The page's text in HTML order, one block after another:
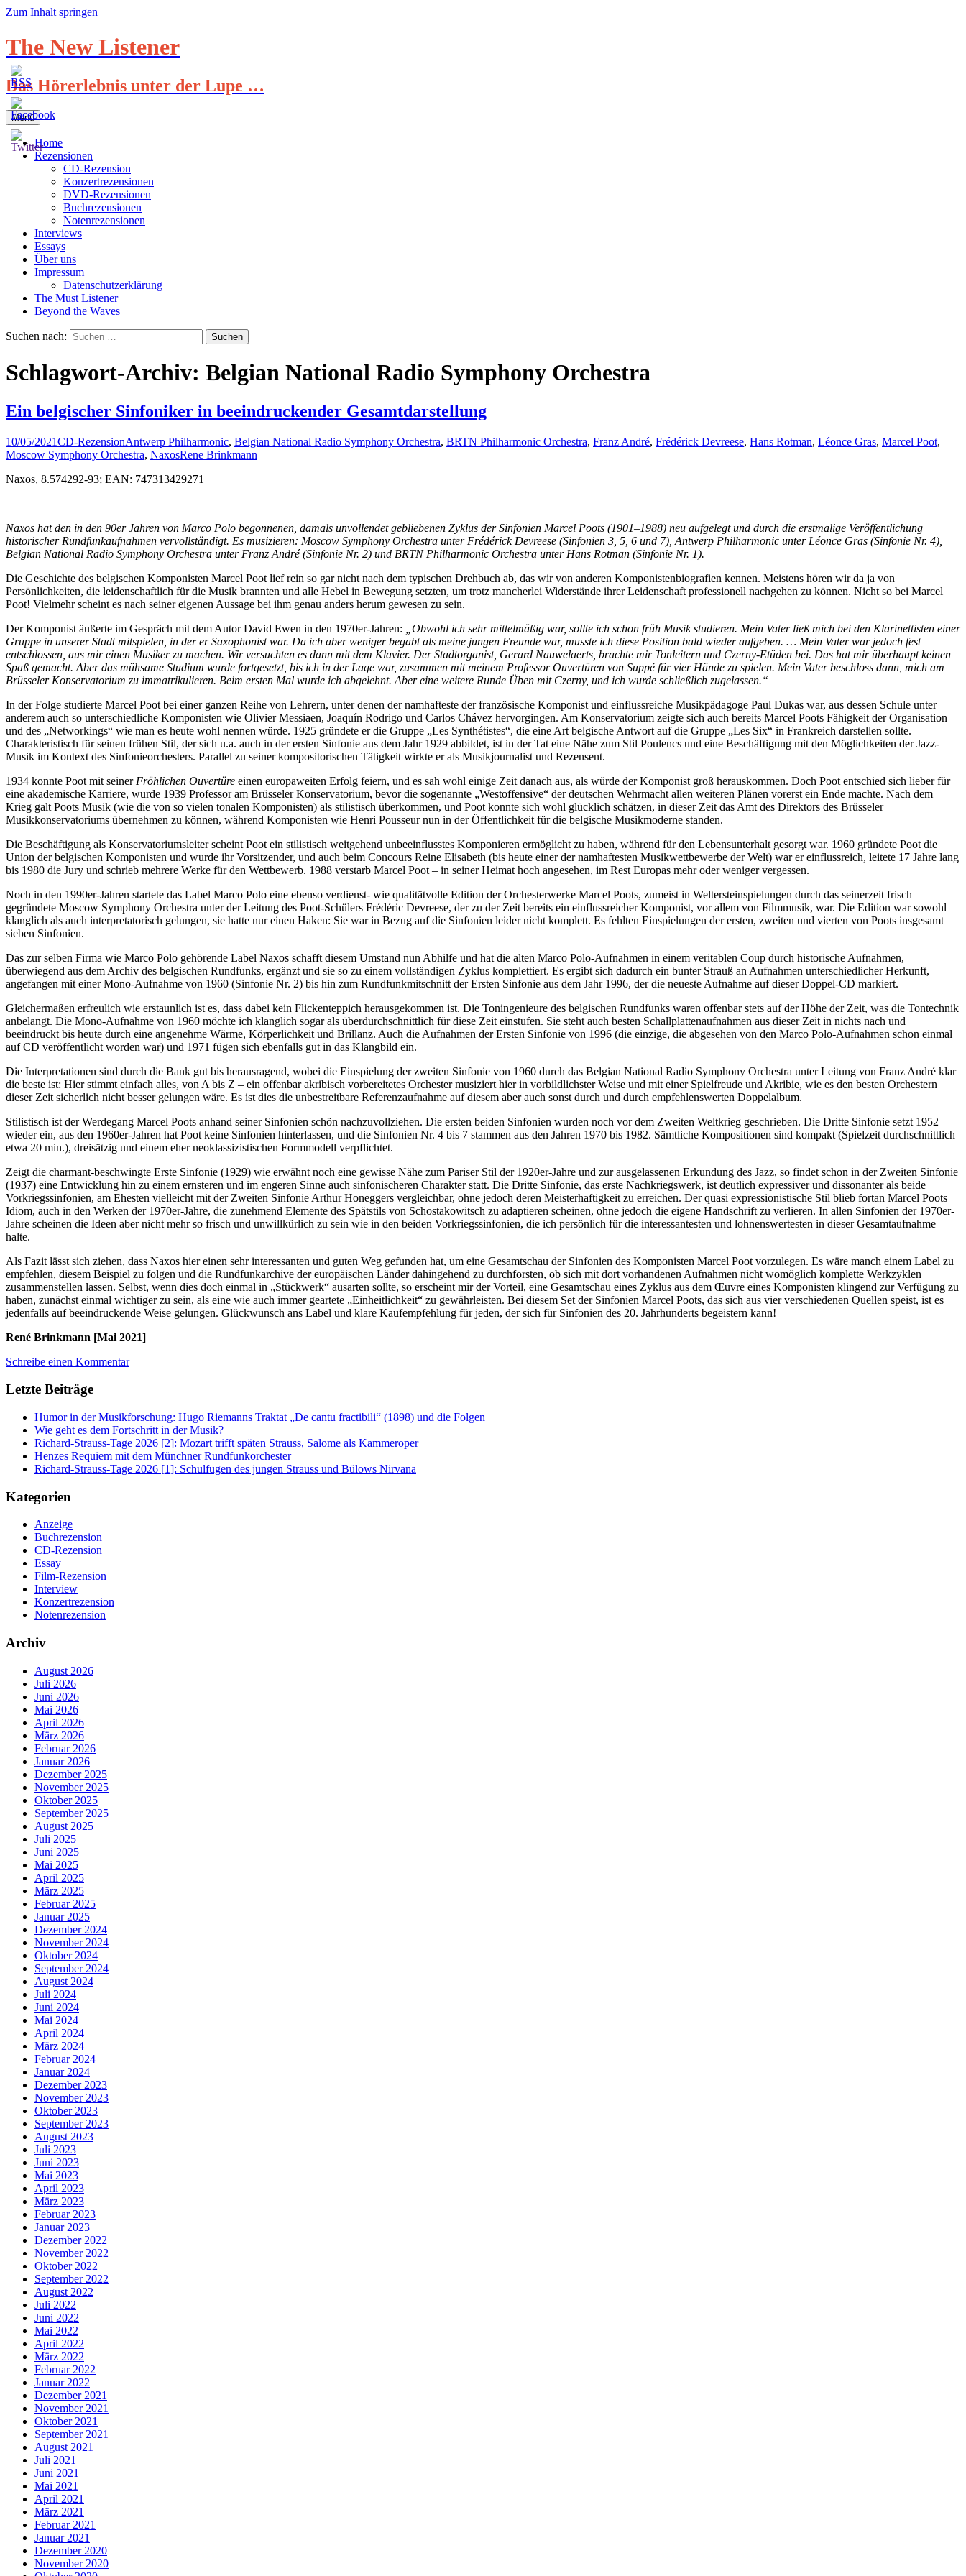
Zum Inhalt springen
The New Listener
Das Hörerlebnis unter der Lupe …
Menü
Home
Rezensionen
CD-Rezension
Konzertrezensionen
DVD-Rezensionen
Buchrezensionen
Notenrezensionen
Interviews
Essays
Über uns
Impressum
Datenschutzerklärung
The Must Listener
Beyond the Waves
Suchen nach:
Schlagwort-Archiv: Belgian National Radio Symphony Orchestra
Ein belgischer Sinfoniker in beeindruckender Gesamtdarstellung
10/05/2021CD-RezensionAntwerp Philharmonic, Belgian National Radio Symphony Orchestra, BRTN Philharmonic Orchestra, Franz André, Frédérick Devreese, Hans Rotman, Léonce Gras, Marcel Poot,
Moscow Symphony Orchestra, NaxosRene Brinkmann
Naxos, 8.574292-93; EAN: 747313429271
Naxos hat den in den 90er Jahren von Marco Polo begonnenen, damals unvollendet gebliebenen Zyklus der Sinfonien Marcel Poots (1901–1988) neu aufgelegt und durch die erstmalige Veröffentlichung
historischer Rundfunkaufnahmen vervollständigt. Es musizieren: Moscow Symphony Orchestra unter Frédérick Devreese (Sinfonien 3, 5, 6 und 7), Antwerp Philharmonic unter Léonce Gras (Sinfonie Nr. 4),
Belgian National Radio Symphony Orchestra unter Franz André (Sinfonie Nr. 2) und BRTN Philharmonic Orchestra unter Hans Rotman (Sinfonie Nr. 1).
Die Geschichte des belgischen Komponisten Marcel Poot lief rein so gar nicht nach dem typischen Drehbuch ab, das wir von anderen Komponistenbiografien kennen. Meistens hören wir da ja von
Persönlichkeiten, die leidenschaftlich für die Musik brannten und alle Hebel in Bewegung setzten, um trotz mancherlei Widerstände ihrer Leidenschaft professionell nachgehen zu können. Nicht so bei Marcel
Poot! Vielmehr scheint es nach seiner eigenen Aussage bei ihm genau anders herum gewesen zu sein.
Der Komponist äußerte im Gespräch mit dem Autor David Ewen in den 1970er-Jahren:
„Obwohl ich sehr mittelmäßig war, sollte ich schon früh Musik studieren. Mein Vater ließ mich bei den Klarinettisten einer
Gruppe in unserer Stadt mitspielen, in der er Saxophonist war. Da ich aber weniger begabt als meine jungen Freunde war, musste ich diese Position bald wieder aufgeben. … Mein Vater war jedoch fest
entschlossen, aus mir einen Musiker zu machen. Wir versuchten es dann mit dem Klavier. Der Stadtorganist, Gerard Nauwelaerts, brachte mir Tonleitern und Czerny-Etüden bei. Das hat mir überhaupt keinen
Spaß gemacht. Aber das mühsame Studium wurde fortgesetzt, bis ich in der Lage war, zusammen mit meinem Professor Ouvertüren von Suppé für vier Hände zu spielen. Mein Vater beschloss dann, mich am
Brüsseler Konservatorium zu immatrikulieren. Beim ersten Mal wurde ich abgelehnt. Aber eine weitere Runde Üben mit Czerny, und ich wurde schließlich zugelassen.“
In der Folge studierte Marcel Poot bei einer ganzen Reihe von Lehrern, unter denen der namhafteste der französische Komponist und einflussreiche Musikpädagoge Paul Dukas war, aus dessen Schule unter
anderem auch so unterschiedliche Komponisten wie Olivier Messiaen, Joaquín Rodrigo und Carlos Chávez hervorgingen. Am Konservatorium zeigte sich auch bereits Marcel Poots Fähigkeit der Organisation
und des „Networkings“ wie man es heute wohl nennen würde. 1925 gründete er die Gruppe „Les Synthétistes“, die eine Art belgische Antwort auf die Gruppe „Les Six“ in Frankreich darstellen sollte.
Charakteristisch für seinen frühen Stil, der sich u.a. auch in der ersten Sinfonie aus dem Jahr 1929 abbildet, ist in der Tat eine Nähe zum Stil Poulencs und eine Beschäftigung mit den Möglichkeiten der Jazz-
Musik im Kontext des Sinfonieorchesters. Parallel zu seiner kompositorischen Tätigkeit wirkte er als Musikjournalist und Rezensent.
1934 konnte Poot mit seiner Fröhlichen Ouvertüre einen europaweiten Erfolg feiern, und es sah wohl einige Zeit danach aus, als würde der Komponist groß herauskommen. Doch Poot entschied sich lieber für
eine akademische Karriere, wurde 1939 Professor am Brüsseler Konservatorium, bevor die sogenannte „Westoffensive“ der deutschen Wehrmacht allen weiteren Plänen vorerst ein Ende machte. Nach dem
Krieg galt Poots Musik (wie die von so vielen tonalen Komponisten) als stilistisch überkommen, und Poot konnte sich wohl glücklich schätzen, in dieser Zeit das Amt des Direktors des Brüsseler
Musikkonservatoriums übernehmen zu können, während Komponisten wie Henri Pousseur nun in der Öffentlichkeit für die belgische Musikmoderne standen.
Die Beschäftigung als Konservatoriumsleiter scheint Poot ein stilistisch weitgehend unbeeinflusstes Komponieren ermöglicht zu haben, während für den Lebensunterhalt gesorgt war. 1960 gründete Poot die
Union der belgischen Komponisten und wurde ihr Vorsitzender, und auch beim Concours Reine Elisabeth (bis heute einer der namhaftesten Musikwettbewerbe der Welt) war er einflussreich, leitete 17 Jahre lang
bis 1980 die Jury und schrieb mehrere Werke für den Wettbewerb. 1988 verstarb Marcel Poot – in seiner Heimat hoch angesehen, im Rest Europas mehr oder weniger vergessen.
Noch in den 1990er-Jahren startete das Label Marco Polo eine ebenso verdienst- wie qualitätvolle Edition der Orchesterwerke Marcel Poots, zumeist in Weltersteinspielungen durch das seinerzeit frisch
gegründete Moscow Symphony Orchestra unter der Leitung des Poot-Schülers Frédéric Devreese, der zu der Zeit bereits ein einflussreicher Komponist, vor allem von Filmmusik, war. Die Edition war sowohl
klanglich als auch interpretatorisch gelungen, sie hatte nur einen Haken: Sie war in Bezug auf die Sinfonien leider nicht komplett. Es fehlten Einspielungen der ersten, zweiten und vierten von Poots insgesamt
sieben Sinfonien.
Das zur selben Firma wie Marco Polo gehörende Label Naxos schafft diesem Umstand nun Abhilfe und hat die alten Marco Polo-Aufnahmen in einem veritablen Coup durch historische Aufnahmen,
überwiegend aus dem Archiv des belgischen Rundfunks, ergänzt und sie so zu einem vollständigen Zyklus komplettiert. Es ergibt sich dadurch ein bunter Strauß an Aufnahmen unterschiedlicher Herkunft,
angefangen mit einer Mono-Aufnahme von 1960 (Sinfonie Nr. 2) bis hin zum Rundfunkmitschnitt der Ersten Sinfonie aus dem Jahr 1996, der die neueste Aufnahme auf dieser Doppel-CD markiert.
Gleichermaßen erfreulich wie erstaunlich ist es, dass dabei kein Flickenteppich herausgekommen ist. Die Toningenieure des belgischen Rundfunks waren offenbar stets auf der Höhe der Zeit, was die Tontechnik
anbelangt. Die Mono-Aufnahme von 1960 möchte ich klanglich sogar als überdurchschnittlich für diese Zeit einstufen. Sie steht auch besten Schallplattenaufnahmen aus dieser Zeit in nichts nach und
beeindruckt bis heute durch eine angenehme Wärme, Körperlichkeit und Brillanz. Auch die Aufnahmen der Ersten Sinfonie von 1996 (die einzige, die abgesehen von den Marco Polo-Aufnahmen schon einmal
auf CD veröffentlicht worden war) und 1971 fügen sich ebenfalls gut in das Klangbild ein.
Die Interpretationen sind durch die Bank gut bis herausragend, wobei die Einspielung der zweiten Sinfonie von 1960 durch das Belgian National Radio Symphony Orchestra unter Leitung von Franz André klar
die beste ist: Hier stimmt einfach alles, von A bis Z – ein offenbar akribisch vorbereitetes Orchester musiziert hier in vorbildlichster Weise und mit einer Spielfreude und Akribie, wie es den besten Orchestern
dieser Zeit sicherlich nicht besser gelungen wäre. Es ist dies die unbestreitbare Referenzaufnahme auf diesem aber auch sonst durch und durch empfehlenswerten Doppelalbum.
Stilistisch ist der Werdegang Marcel Poots anhand seiner Sinfonien schön nachzuvollziehen. Die ersten beiden Sinfonien wurden noch vor dem Zweiten Weltkrieg geschrieben. Die Dritte Sinfonie setzt 1952
wieder ein, aus den 1960er-Jahren hat Poot keine Sinfonien hinterlassen, und die Sinfonien Nr. 4 bis 7 stammen aus den Jahren 1970 bis 1982. Sämtliche Kompositionen sind kompakt (Spielzeit durchschnittlich
etwa 20 min.), dreisätzig und einem eher neoklassizistischen Formmodell verpflichtet.
Zeigt die charmant-beschwingte Erste Sinfonie (1929) wie erwähnt noch eine gewisse Nähe zum Pariser Stil der 1920er-Jahre und zur ausgelassenen Erkundung des Jazz, so findet schon in der Zweiten Sinfonie
(1937) eine Entwicklung hin zu einem ernsteren und im engeren Sinne auch sinfonischeren Charakter statt. Die Dritte Sinfonie, das erste Nachkriegswerk, ist deutlich expressiver und dissonanter als beide
Vorkriegssinfonien, am Ehesten vielleicht mit der Zweiten Sinfonie Arthur Honeggers vergleichbar, ohne jedoch deren Meisterhaftigkeit zu erreichen. Der quasi expressionistische Stil blieb fortan Marcel Poots
Idiom, auch in den Werken der 1970er-Jahre, die zunehmend Elemente des Spätstils von Schostakowitsch zu adaptieren scheinen, ohne jedoch die eigene Handschrift zu verlieren. In allen Sinfonien der 1970er-
Jahre scheinen die Ideen aber nicht mehr so frisch und unwillkürlich zu sein wie in den beiden Vorkriegssinfonien, die ich persönlich für die interessantesten und lohnenswertesten in dieser Gesamtaufnahme
halte.
Als Fazit lässt sich ziehen, dass Naxos hier einen sehr interessanten und guten Weg gefunden hat, um eine Gesamtschau der Sinfonien des Komponisten Marcel Poot vorzulegen. Es wäre manch einem Label zu
empfehlen, diesem Beispiel zu folgen und die Rundfunkarchive der europäischen Länder dahingehend zu durchforsten, ob sich mit dort vorhandenen Aufnahmen nicht womöglich komplette Werkzyklen
zusammenstellen lassen. Selbst, wenn dies doch einmal in „Stückwerk“ ausarten sollte, so erscheint mir der Vorteil, eine Gesamtschau eines Zyklus aus dem Œuvre eines Komponisten klingend zur Verfügung zu
haben, zunächst einmal wichtiger zu sein, als eine wie auch immer geartete „Einheitlichkeit“ zu gewährleisten. Bei diesem Set der Sinfonien Marcel Poots, das sich aus vier verschiedenen Quellen speist, ist es
jedenfalls auf beeindruckende Weise gelungen. Glückwunsch ans Label und klare Kaufempfehlung für jeden, der sich für Sinfonien des 20. Jahrhunderts begeistern kann!
René Brinkmann [Mai 2021]
Schreibe einen Kommentar
Letzte Beiträge
Humor in der Musikforschung: Hugo Riemanns Traktat „De cantu fractibili“ (1898) und die Folgen
Wie geht es dem Fortschritt in der Musik?
Richard-Strauss-Tage 2026 [2]: Mozart trifft späten Strauss, Salome als Kammeroper
Henzes Requiem mit dem Münchner Rundfunkorchester
Richard-Strauss-Tage 2026 [1]: Schulfugen des jungen Strauss und Bülows Nirvana
Kategorien
Anzeige
Buchrezension
CD-Rezension
Essay
Film-Rezension
Interview
Konzertrezension
Notenrezension
Archiv
August 2026
Juli 2026
Juni 2026
Mai 2026
April 2026
März 2026
Februar 2026
Januar 2026
Dezember 2025
November 2025
Oktober 2025
September 2025
August 2025
Juli 2025
Juni 2025
Mai 2025
April 2025
März 2025
Februar 2025
Januar 2025
Dezember 2024
November 2024
Oktober 2024
September 2024
August 2024
Juli 2024
Juni 2024
Mai 2024
April 2024
März 2024
Februar 2024
Januar 2024
Dezember 2023
November 2023
Oktober 2023
September 2023
August 2023
Juli 2023
Juni 2023
Mai 2023
April 2023
März 2023
Februar 2023
Januar 2023
Dezember 2022
November 2022
Oktober 2022
September 2022
August 2022
Juli 2022
Juni 2022
Mai 2022
April 2022
März 2022
Februar 2022
Januar 2022
Dezember 2021
November 2021
Oktober 2021
September 2021
August 2021
Juli 2021
Juni 2021
Mai 2021
April 2021
März 2021
Februar 2021
Januar 2021
Dezember 2020
November 2020